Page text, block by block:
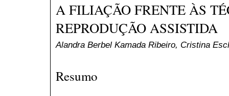
A FILIAÇÃO FRENTE ÀS
REPRODUÇÃO ASSISTIDA
Alandra Berbel Kamada Ribeiro, Cristina
Resumo